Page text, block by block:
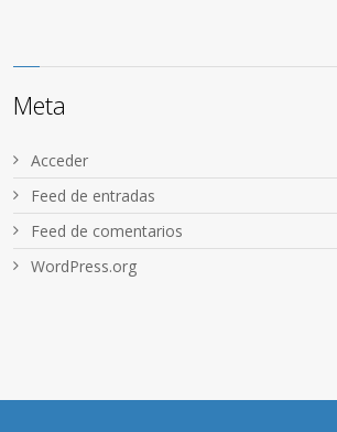
Meta
Acceder
Feed de entradas
Feed de comentarios
WordPress.org